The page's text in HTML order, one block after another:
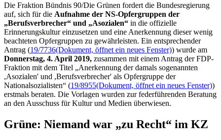
Die Fraktion Bündnis 90/Die Grünen fordert die Bundesregierung
auf, sich für die Aufnahme der NS-Opfergruppen der
„Berufsverbrecher“ und „Asozialen“ in die offizielle
Erinnerungskultur einzusetzen und eine Anerkennung dieser wenig
beachteten Opfergruppen zu gewährleisten. Ein entsprechender
Antrag (19/7736(Dokument, öffnet ein neues Fenster)) wurde am
Donnerstag, 4. April 2019, zusammen mit einem Antrag der FDP-
Fraktion mit dem Titel „Anerkennung der damals sogenannten
,Asozialen' und ,Berufsverbrecher' als Opfergruppe der
Nationalsozialisten“ (19/8955(Dokument, öffnet ein neues Fenster))
erstmals beraten. Die Vorlagen wurden zur federführenden Beratung
an den Ausschuss für Kultur und Medien überwiesen.
Grüne: Niemand war „zu Recht“ im KZ